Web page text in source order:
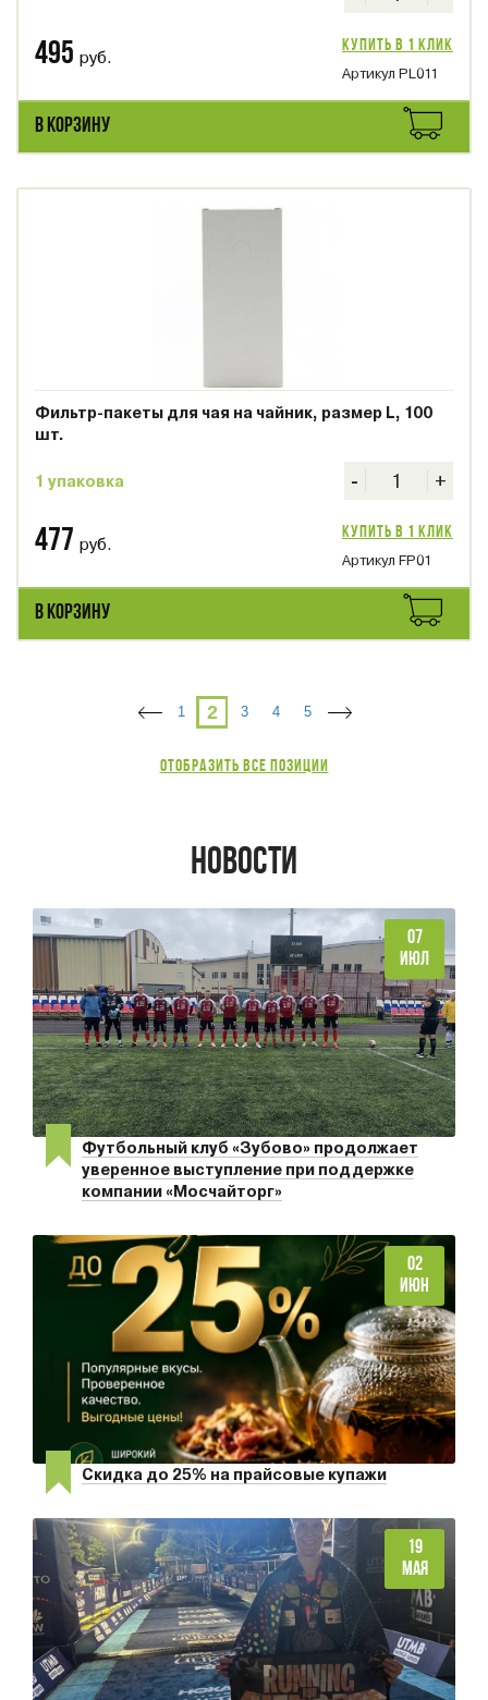
495 руб.
Купить в 1 клик
Артикул PL011
В КОРЗИНУ
Фильтр-пакеты для чая на чайник, размер L, 100
шт.
1 упаковка - +
477 руб.
Купить в 1 клик
Артикул FP01
В КОРЗИНУ
1 2 3 4 5
Отобразить все позиции
НОВОСТИ
07
ИЮЛ
Футбольный клуб «Зубово» продолжает
уверенное выступление при поддержке
компании «Мосчайторг»
02
ИЮН
Скидка до 25% на прайсовые купажи
19
МАЯ